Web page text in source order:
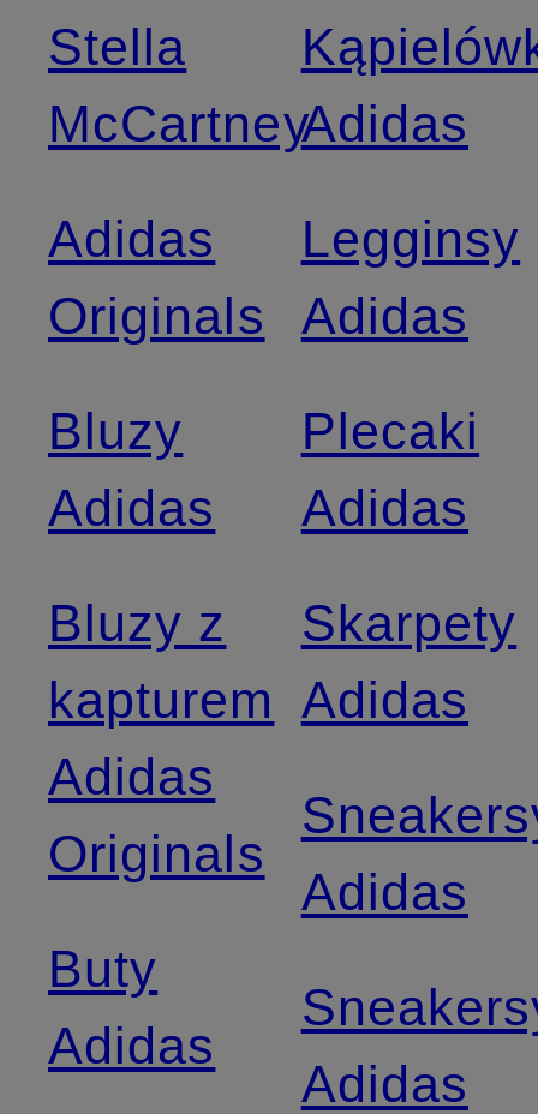
Stella
McCartney
Adidas
Originals
Bluzy
Adidas
Bluzy z
kapturem
Adidas
Originals
Buty
Adidas
Adidas
Legginsy
Adidas
Plecaki
Adidas
Skarpety
Adidas
Adidas
Adidas